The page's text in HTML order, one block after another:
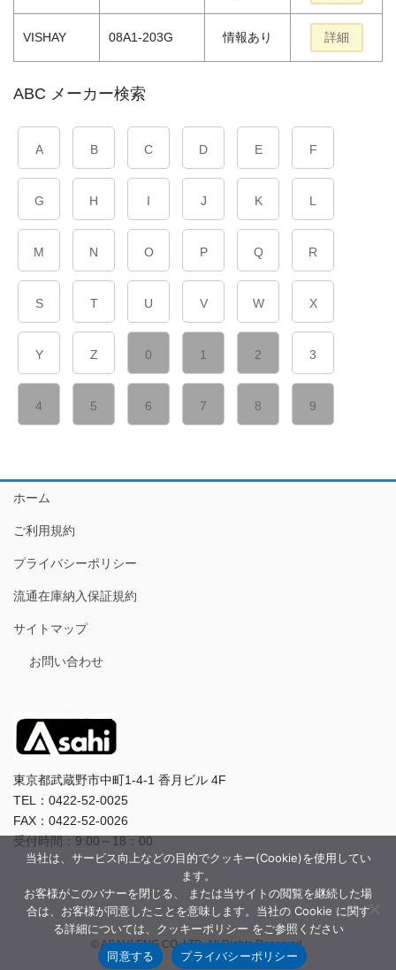
VISHAY 08A1-203G 情報あり 詳細
ABC メーカー検索
A B C D E F
G H I J K L
M N O P Q R
S T U V W X
Y Z 0 1 2 3
4 5 6 7 8 9
ホーム
ご利用規約
プライバシーポリシー
流通在庫納入保証規約
サイトマップ
お問い合わせ
東京都武蔵野市中町1-4-1 香月ビル 4F
TEL：0422-52-0025
FAX：0422-52-0026
受付時間：9:00～18：00
© ASAHI-ENG CO.,LTD. All Rights Reserved.
当社は、サービス向上などの目的でクッキー(Cookie)を使用してい
ます。
お客様がこのバナーを閉じる、 または当サイトの閲覧を継続した場
合は、お客様が同意したことを意味します。当社の Cookie に関す
る詳細については、クッキーポリシー をご参照ください
同意する
プライバシーポリシー